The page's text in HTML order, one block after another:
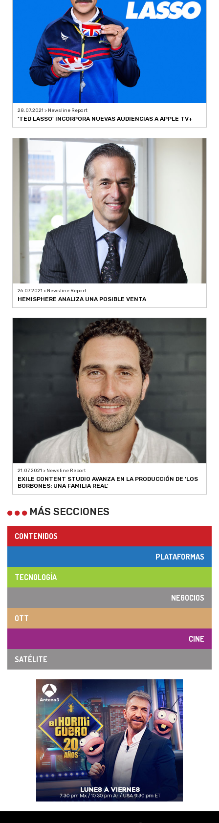
28.07.2021 > Newsline Report
'TED LASSO' INCORPORA NUEVAS AUDIENCIAS A APPLE TV+
26.07.2021 > Newsline Report
HEMISPHERE ANALIZA UNA POSIBLE VENTA
21.07.2021 > Newsline Report
EXILE CONTENT STUDIO AVANZA EN LA PRODUCCIÓN DE 'LOS
BORBONES: UNA FAMILIA REAL'
MÁS SECCIONES
CONTENIDOS
PLATAFORMAS
TECNOLOGÍA
NEGOCIOS
OTT
CINE
SATÉLITE